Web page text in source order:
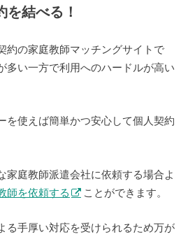
を結べる！
約の家庭教師マッチングサイトで
多い一方で利用へのハードルが高い
を使えば簡単かつ安心して個人契約
家庭教師派遣会社に依頼する場合よ
師を依頼する ことができます。
る手厚い対応を受けられるため万が